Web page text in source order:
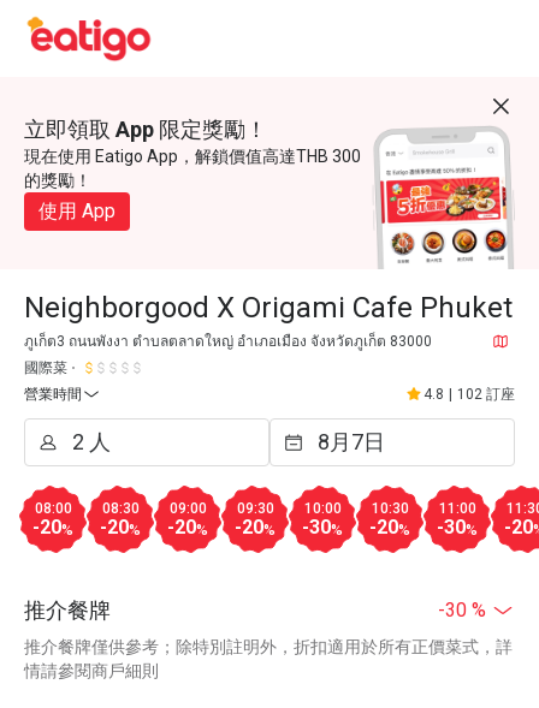
立即領取 App 限定獎勵！
現在使用 Eatigo App，解鎖價值高達THB 300
的獎勵！
使用 App
Neighborgood X Origami Cafe Phuket
ภูเก็ต3 ถนนพังงา ตำบลตลาดใหญ่ อำเภอเมือง จังหวัดภูเก็ต 83000
國際菜
營業時間
4.8 102 訂座
08:00
-20%
08:30
-20%
09:00
-20%
09:30
-20%
10:00
-30%
10:30
-20%
11:00
-30% -20
推介餐牌 -30 %
推介餐牌僅供參考；除特別註明外，折扣適用於所有正價菜式，詳
情請參閱商戶細則